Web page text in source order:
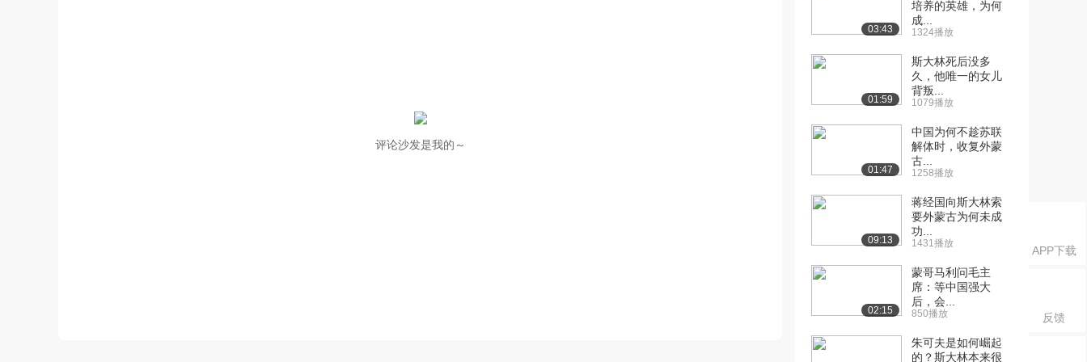
APP下载
反馈
评论沙发是我的～
03:43
培养的英雄，为何
成...
1324播放
01:59
斯大林死后没多
久，他唯一的女儿
背叛...
1079播放
01:47
中国为何不趁苏联
解体时，收复外蒙
古...
1258播放
09:13
蒋经国向斯大林索
要外蒙古为何未成
功...
1431播放
02:15
蒙哥马利问毛主
席：等中国强大
后，会...
850播放
朱可夫是如何崛起
的？斯大林本来很